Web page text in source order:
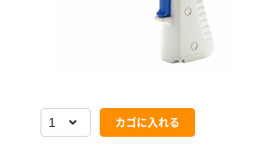
カゴに入れる